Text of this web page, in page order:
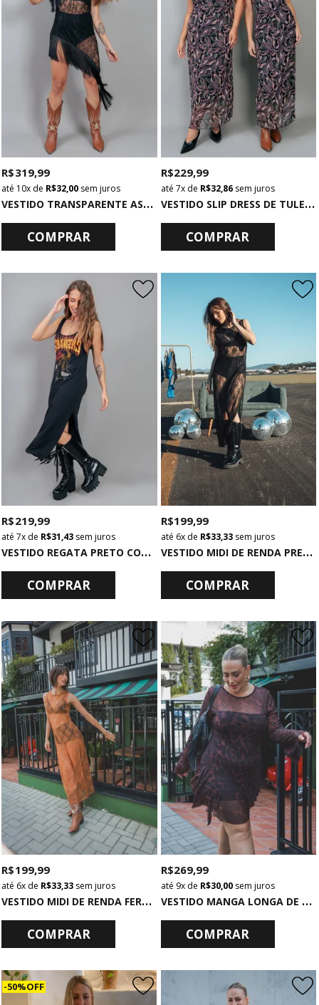
V
ESTIDO TRANSPARENTE ASSIMÉTRICO COM FRANJAS PRETO
R$ 319,99
10x de R$ 32,00 sem juros
COMPRAR
V
ESTIDO SLIP DRESS DE TULE ESTAMPADO GYPSY
R$ 229,99
7xde R$ 32,86sem juros
COMPRAR
V
ESTIDO REGATA PRETO COM RACHAS STRANGERS
R$ 219,99
7x de R$ 31,43 sem juros
COMPRAR
V
ESTIDO MIDI DE RENDA PRETA COM RACHA
R$ 199,99
6xde R$ 33,33sem juros
COMPRAR
V
ESTIDO MIDI DE RENDA FERRUGEM COM RACHA
R$ 199,99
6x de R$ 33,33 sem juros
COMPRAR
V
ESTIDO MANGA LONGA DE TULE ONCINHA
R$ 269,99
9xde R$ 30,00sem juros
COMPRAR
50% OFF